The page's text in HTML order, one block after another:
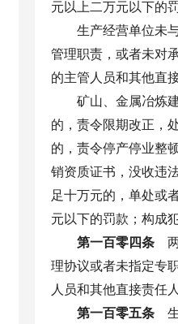
元以上二万元以下的
生产经营单位未
管理职责，或者未对
的主管人员和其他直
矿山、金属冶炼
的，责令限期改正，
的，责令停产停业整
销资质证书，没收违
足十万元的，单处或
元以下的罚款；构成
第一百零四条 两
理协议或者未指定专
人员和其他直接责任
第一百零五条 生